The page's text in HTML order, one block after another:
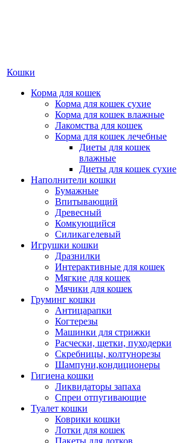
Кошки
Корма для кошек
Корма для кошек сухие
Корма для кошек влажные
Лакомства для кошек
Корма для кошек лечебные
Диеты для кошек
влажные
Диеты для кошек сухие
Наполнители кошки
Бумажные
Впитывающий
Древесный
Комкующийся
Силикагелевый
Игрушки кошки
Дразнилки
Интерактивные для кошек
Мягкие для кошек
Мячики для кошек
Груминг кошки
Антицарапки
Когтерезы
Машинки для стрижки
Расчески, щетки, пуходерки
Скребницы, колтунорезы
Шампуни,кондиционеры
Гигиена кошки
Ликвидаторы запаха
Спреи отпугивающие
Туалет кошки
Коврики кошки
Лотки для кошек
Пакеты для лотков